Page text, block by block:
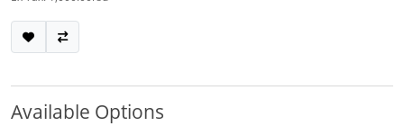
Available Options